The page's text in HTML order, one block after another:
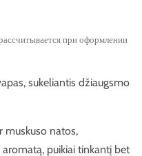
при оформлении
sukeliantis džiaugsmo
muskuso natos,
puikiai tinkantį bet